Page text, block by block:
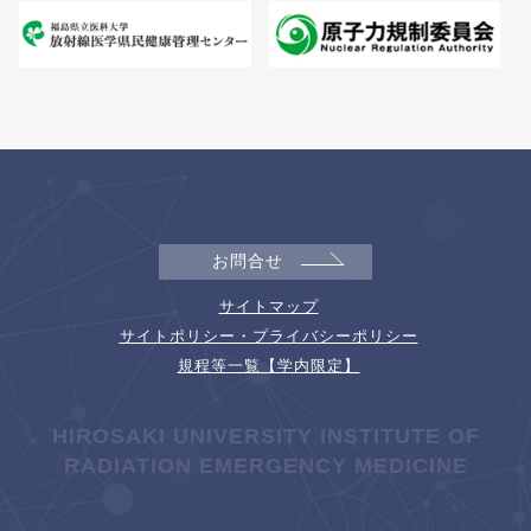
お問合せ
サイトマップ
サイトポリシー・プライバシーポリシー
規程等一覧【学内限定】
HIROSAKI UNIVERSITY INSTITUTE OF
RADIATION EMERGENCY MEDICINE